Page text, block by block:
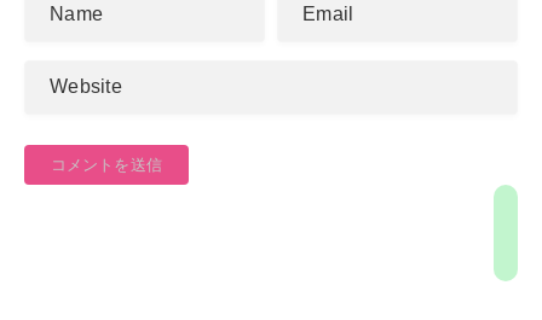
コメントを送信